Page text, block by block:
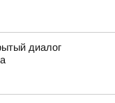
диалог